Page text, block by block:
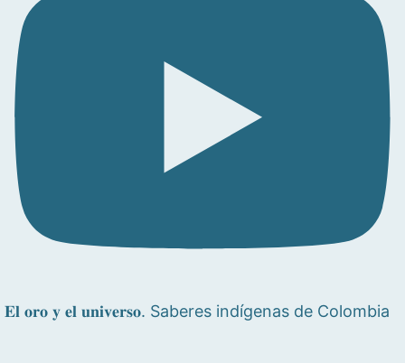
𝐄𝐥 𝐨𝐫𝐨 𝐲 𝐞𝐥 𝐮𝐧𝐢𝐯𝐞𝐫𝐬𝐨. Saberes indígenas de Colombia